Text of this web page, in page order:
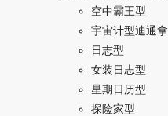
空中霸王型
宇宙计型迪通拿
日志型
女装日志型
星期日历型
探险家型